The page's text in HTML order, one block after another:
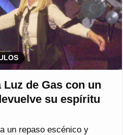
Luz de Gas con un
su espíritu
un repaso escénico y